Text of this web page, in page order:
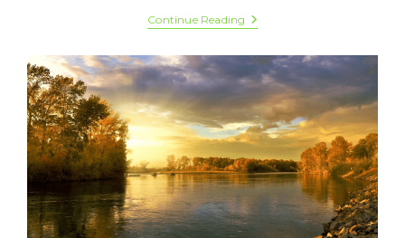
Continue Reading Velusce
Suscipit
Luctus